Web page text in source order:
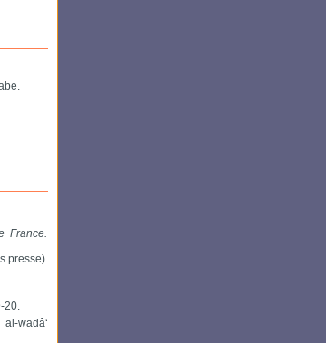
France.
presse)
20.
wadâ‘